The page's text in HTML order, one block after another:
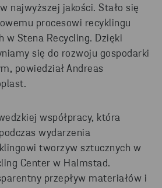
najwyższej jakości. Stało się
procesowi recyklingu
w Stena Recycling. Dzięki
się do rozwoju gospodarki
powiedział Andreas
współpracy, która
wydarzenia
tworzyw sztucznych w
Center w Halmstad.
przepływ materiałów i